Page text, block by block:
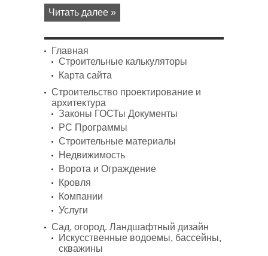
Читать далее »
Главная
Строительные калькуляторы
Карта сайта
Строительство проектирование и
архитектура
Законы ГОСТы Документы
PC Программы
Строительные материалы
Недвижимость
Ворота и Ограждение
Кровля
Компании
Услуги
Сад, огород. Ландшафтный дизайн
Искусственные водоемы, бассейны,
скважины